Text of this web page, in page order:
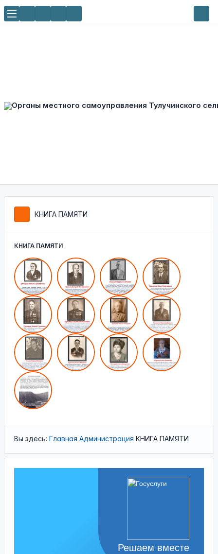
КНИГА ПАМЯТИ
КНИГА ПАМЯТИ
Вы здесь: Главная Администрация КНИГА ПАМЯТИ
Решаем вместе